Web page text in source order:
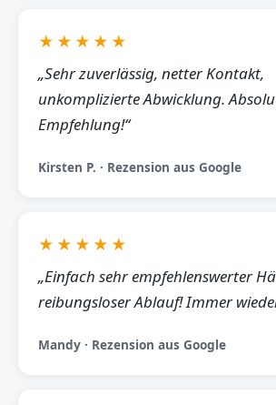
★★★★★
„Sehr zuverlässig, netter Kontakt,
unkomplizierte Abwicklung.
Empfehlung!“
Kirsten P. · Rezension aus Google
★★★★★
„Einfach sehr empfehlenswerter
reibungsloser Ablauf! Immer
Mandy · Rezension aus Google